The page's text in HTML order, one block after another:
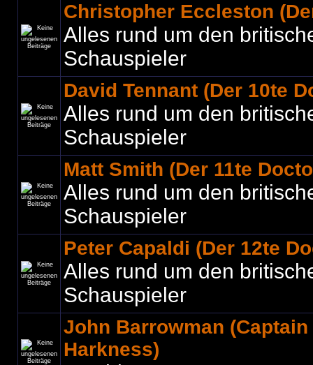
Christopher Eccleston
Alles rund um den
Schauspieler
David Tennant (Der 10te
Alles rund um den
Schauspieler
Matt Smith (Der 11te
Alles rund um den
Schauspieler
Peter Capaldi (Der 12te
Alles rund um den
Schauspieler
John Barrowman
Harkness)